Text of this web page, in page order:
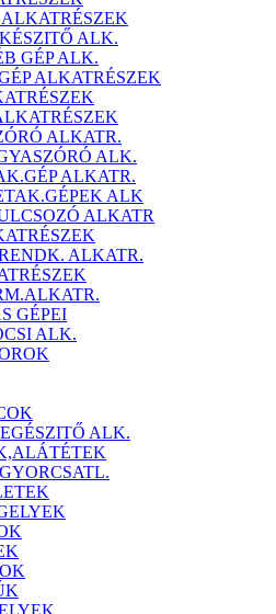
ALK.
GÉP ALK.
ALKATRÉSZEK
ALKATR.
ALK.
ALKATR.
ALK
ALKATR
ALKATR.
GÉPEI
ALK.
ALK.